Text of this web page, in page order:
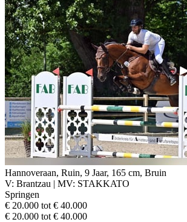
Hannoveraan, Ruin, 9 Jaar, 165 cm, Bruin
V: Brantzau | MV: STAKKATO
Springen
€ 20.000 tot € 40.000
€ 20.000 tot € 40.000